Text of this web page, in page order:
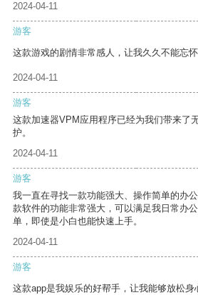
2024-04-11
游客
这款游戏的剧情非常感人，让我久久不能忘怀
2024-04-11
游客
这款加速器VPM应用程序已经为我们带来了
护。
2024-04-11
游客
我一直在寻找一款功能强大、操作简单的办
款软件的功能非常强大，可以满足我日常办
单，即使是小白也能快速上手。
2024-04-11
游客
这款app是我娱乐的好帮手，让我能够放松身